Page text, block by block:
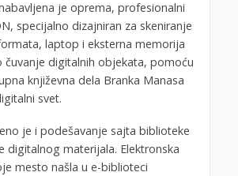
je oprema, profesionalni
specijalno dizajniran za skeniranje
laptop i eksterna memorija
čuvanje digitalnih objekata, pomoću
književna dela Branka Manasa
svet.
je i podešavanje sajta biblioteke
digitalnog materijala. Elektronska
mesto našla u e-biblioteci